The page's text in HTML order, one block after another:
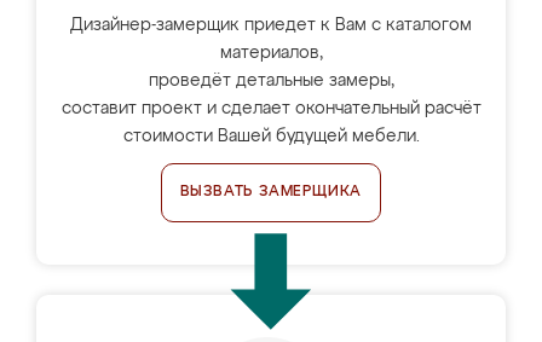
Дизайнер-замерщик приедет к Вам с каталогом
материалов,
проведёт детальные замеры,
составит проект и сделает окончательный расчёт
стоимости Вашей будущей мебели.
ВЫЗВАТЬ ЗАМЕРЩИКА